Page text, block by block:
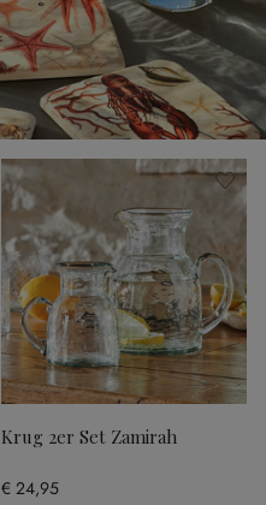
Krug 2er Set Zamirah
€ 24,95